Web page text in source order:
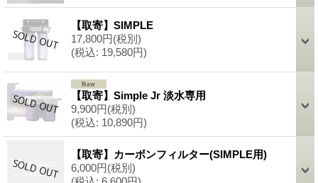
【取寄】SIMPLE
17,800円(税別)
(税込: 19,580円)
【取寄】Simple Jr 淡水専用
9,900円(税別)
(税込: 10,890円)
【取寄】カーボンフィルター(SIMPLE用)
6,000円(税別)